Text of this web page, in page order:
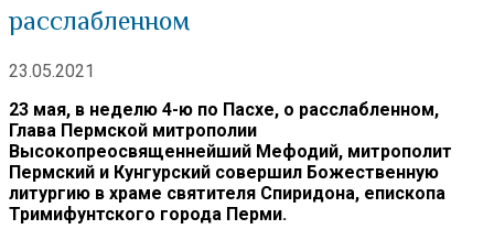
расслабленном
23.05.2021
23 мая, в неделю 4-ю по Пасхе, о расслабленном,
Глава Пермской митрополии
Высокопреосвященнейший Мефодий, митрополит
Пермский и Кунгурский совершил Божественную
литургию в храме святителя Спиридона, епископа
Тримифунтского города Перми.